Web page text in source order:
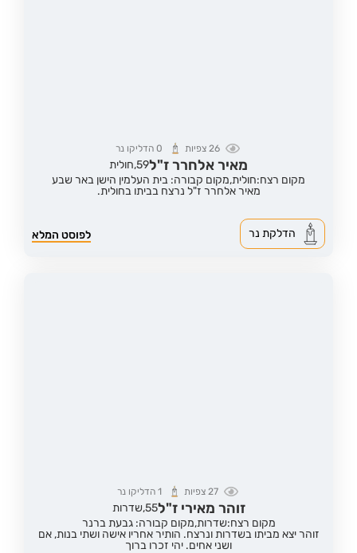
26 צפיות 0הדליקו נר
מאיר אלחרר ז"ל59, חולית
מקום רצח:חולית,מקום קבורה: בית העלמין הישן באר שבע
מאיר אלחרר ז"ל נרצח בביתו בחולית.
לפוסט המלא הדלקת נר
27 צפיות 1הדליקו נר
זוהר מאירי ז"ל55, שדרות
מקום רצח:שדרות,מקום קבורה: גבעת ברנר
זוהר יצא מביתו בשדרות ונרצח. הותיר אחריו אישה ושתי בנות, אם
ושני אחים. יהי זכרו ברוך